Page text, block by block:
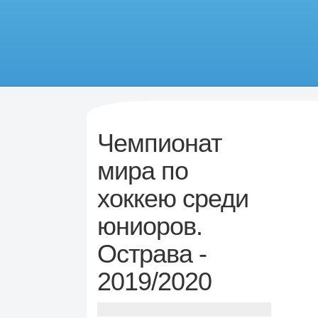
Чемпионат
мира по
хоккею среди
юниоров.
Острава -
2019/2020